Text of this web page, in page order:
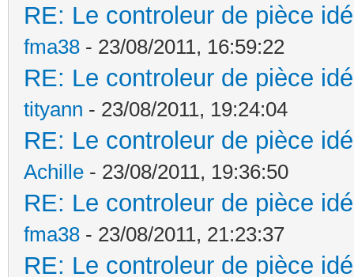
RE: Le controleur de pièce
fma38 - 23/08/2011, 16:59:22
RE: Le controleur de pièce
tityann - 23/08/2011, 19:24:04
RE: Le controleur de pièce
Achille - 23/08/2011, 19:36:50
RE: Le controleur de pièce
fma38 - 23/08/2011, 21:23:37
RE: Le controleur de pièce